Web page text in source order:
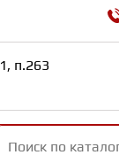
п.263